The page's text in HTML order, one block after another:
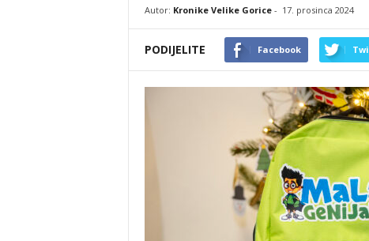
Autor: Kronike Velike Gorice- 17. prosinca 2024
PODIJELITE Facebook